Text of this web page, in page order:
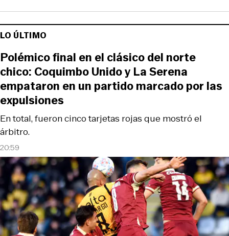
LO ÚLTIMO
20:59
En total, fueron cinco tarjetas rojas que mostró el
árbitro.
Polémico final en el clásico del norte
chico: Coquimbo Unido y La Serena
empataron en un partido marcado por las
expulsiones